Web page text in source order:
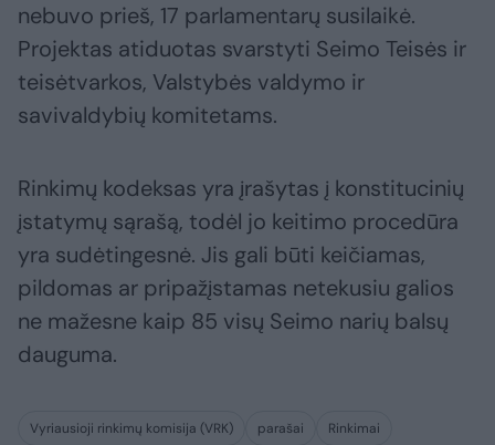
nebuvo prieš, 17 parlamentarų susilaikė.
Projektas atiduotas svarstyti Seimo Teisės ir
teisėtvarkos, Valstybės valdymo ir
savivaldybių komitetams.
Rinkimų kodeksas yra įrašytas į konstitucinių
įstatymų sąrašą, todėl jo keitimo procedūra
yra sudėtingesnė. Jis gali būti keičiamas,
pildomas ar pripažįstamas netekusiu galios
ne mažesne kaip 85 visų Seimo narių balsų
dauguma.
Vyriausioji rinkimų komisija (VRK) parašai
Rinkimai